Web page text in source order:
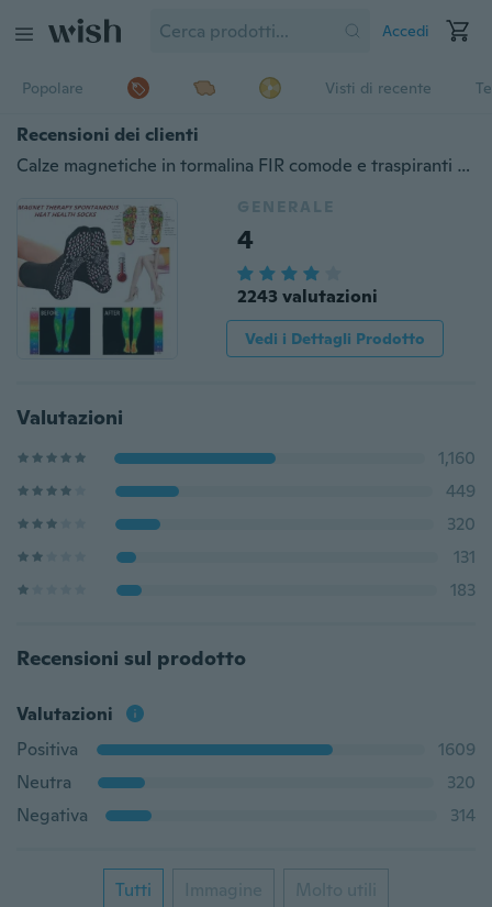
Accedi
Popolare Visti di recente
Recensioni dei clienti
Calze magnetiche in tormalina FIR comode e traspiranti Calze magnetiche per la cura del piede con terapia autoriscaldante
GENERALE
4
2243 valutazioni
Vedi i Dettagli Prodotto
Valutazioni
1,160
449
320
131
183
Recensioni sul prodotto
Valutazioni
Positiva
1609
Neutra
320
Negativa
314
Tutti Immagine Molto utili